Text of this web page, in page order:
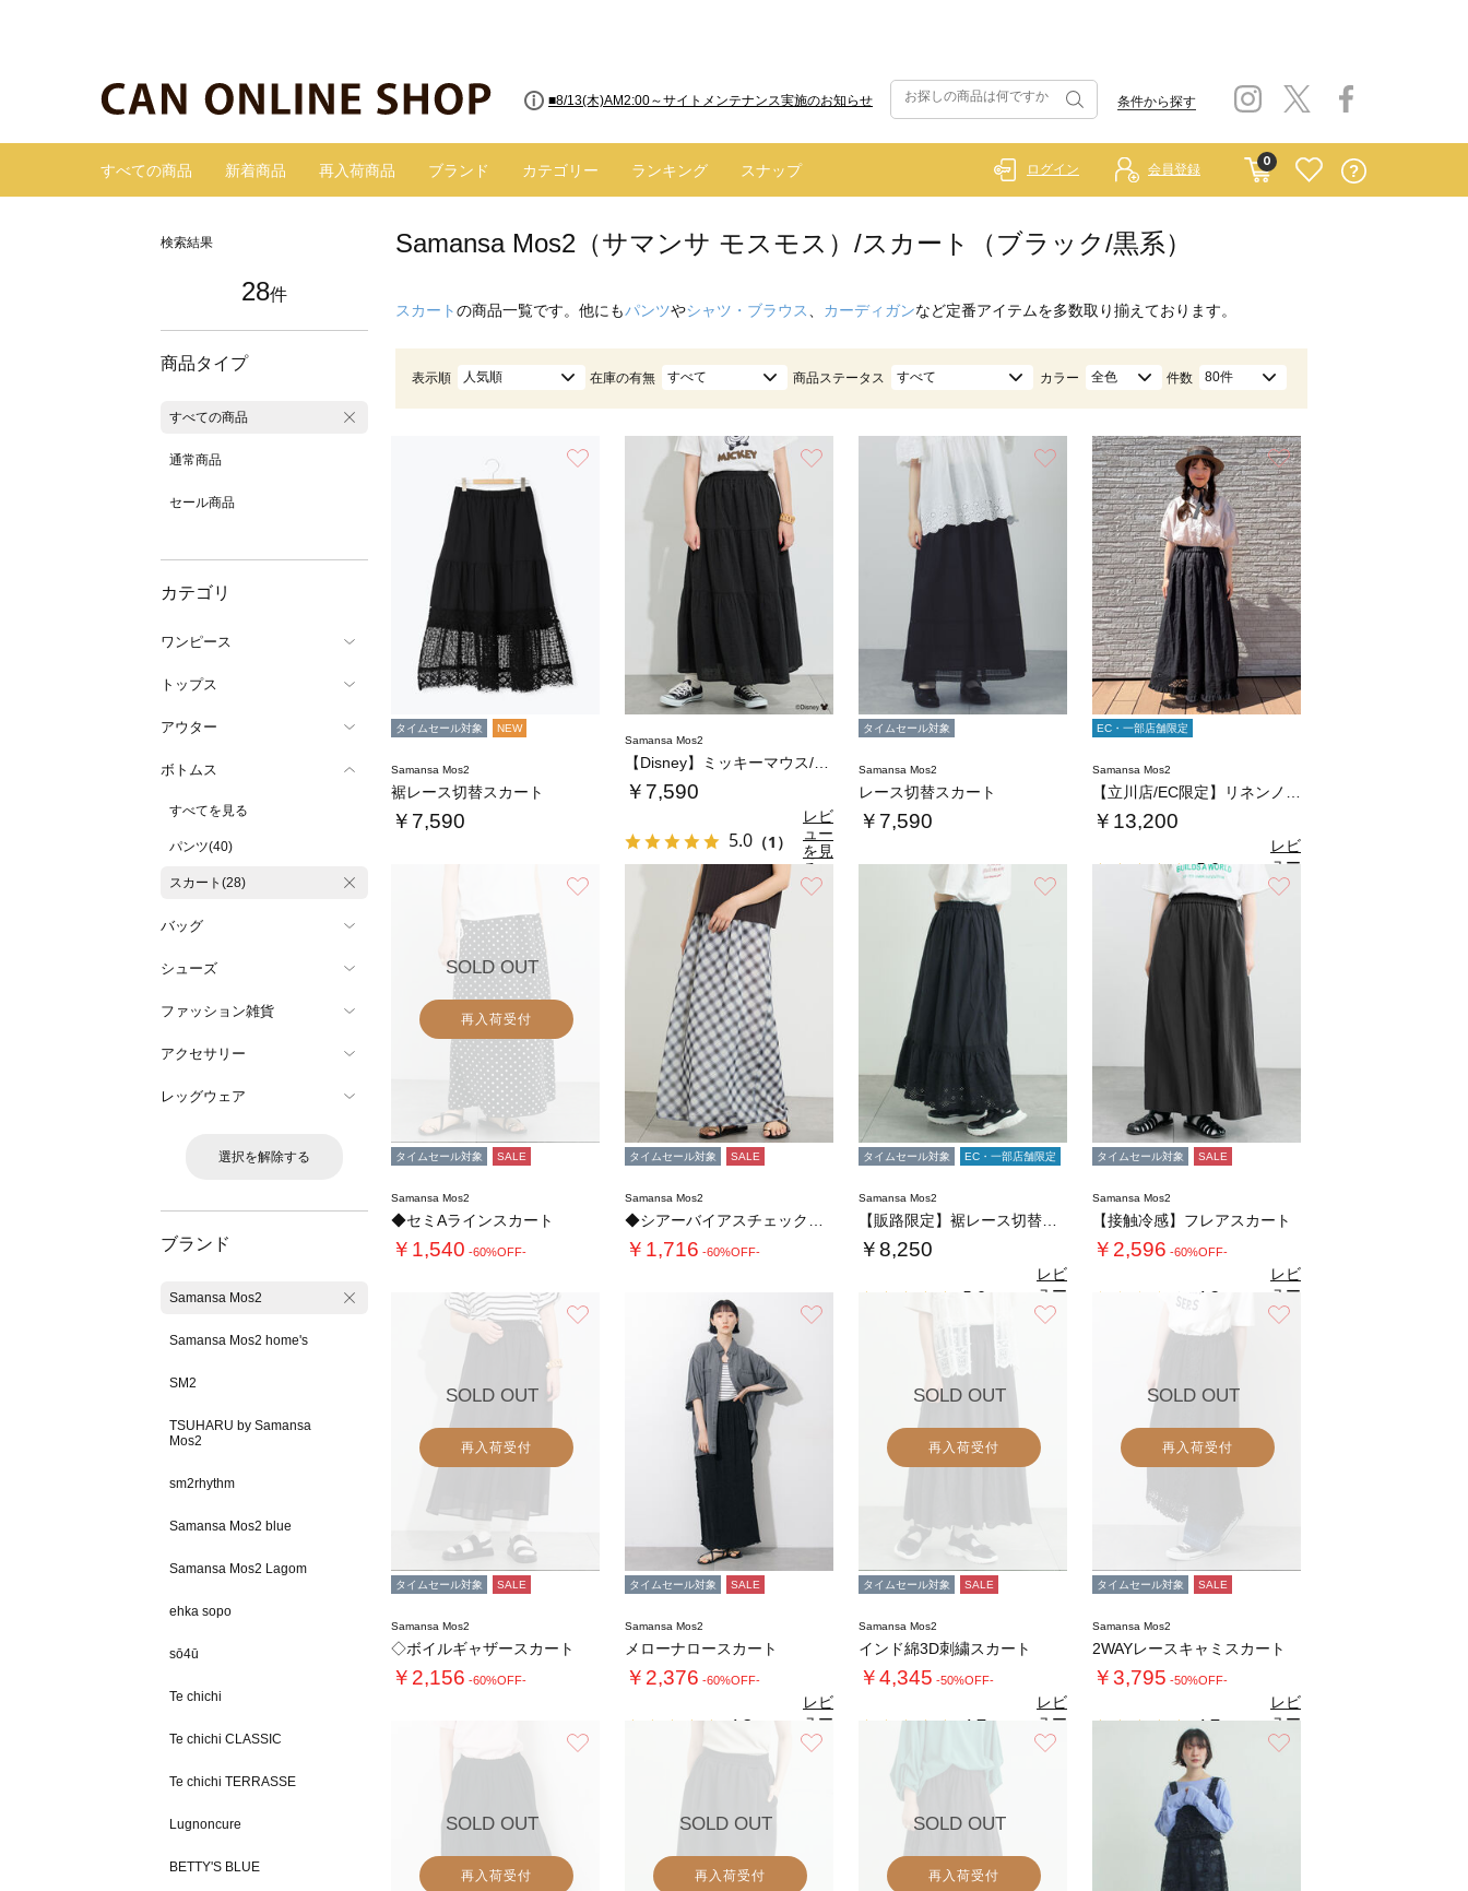
■8/13(木)AM2:00～サイトメンテナンス実施のお知らせ 条件から探す
すべての商品 新着商品 再入荷商品 ブランド カテゴリー ランキング スナップ
0
ログイン 会員登録
検索結果
28件
商品タイプ
すべての商品
通常商品
セール商品
カテゴリ
ワンピース
トップス
アウター
ボトムス
すべてを見る
パンツ(40)
スカート(28)
バッグ
シューズ
ファッション雑貨
アクセサリー
レッグウェア
選択を解除する
ブランド
Samansa Mos2
Samansa Mos2 home's
SM2
TSUHARU by Samansa
Mos2
sm2rhythm
Samansa Mos2 blue
Samansa Mos2 Lagom
ehka sopo
sō4ū
Te chichi
Te chichi CLASSIC
Te chichi TERRASSE
Lugnoncure
BETTY'S BLUE
Samansa Mos2（サマンサ モスモス）/スカート（ブラック/黒系）
スカートの商品一覧です。他にもパンツやシャツ・ブラウス カーディガンなど定番アイテムを多数取り揃えております。
表示順 人気順 在庫の有無 すべて 商品ステータス すべて カラー 全色 件数 80件
タイムセール対象 NEW
Samansa Mos2
裾レース切替スカート
￥7,590
Samansa Mos2
￥7,590
5.0 （1）
レビ
ュー
を見
る
お気に入り
タイムセール対象
Samansa Mos2
レース切替スカート
￥7,590
お気に入り
EC・一部店舗限定
Samansa Mos2
￥13,200
5.0（3）
レビ
ュー
を見
る
SOLD OUT
再入荷受付
タイムセール対象 SALE
Samansa Mos2
◆セミAラインスカート
￥1,540 -60%OFF-
タイムセール対象 SALE
Samansa Mos2
￥1,716 -60%OFF-
タイムセール対象 EC・一部店舗限定
Samansa Mos2
￥8,250
5.0
レビ
ュー
を見
る
タイムセール対象 SALE
Samansa Mos2
【接触冷感】フレアスカート
￥2,596 -60%OFF-
4.2 （6）
レビ
ュー
を見
る
SOLD OUT
再入荷受付
タイムセール対象 SALE
Samansa Mos2
◇ボイルギャザースカート
￥2,156 -60%OFF-
タイムセール対象 SALE
Samansa Mos2
メローナロースカート
￥2,376 -60%OFF-
4.3 （3）
レビ
ュー
を見
る
SOLD OUT
再入荷受付
タイムセール対象 SALE
Samansa Mos2
インド綿3D刺繍スカート
￥4,345 -50%OFF-
4.7（9）
レビ
ュー
を見
る
SOLD OUT
再入荷受付
タイムセール対象 SALE
Samansa Mos2
2WAYレースキャミスカート
￥3,795 -50%OFF-
4.7（9）
レビ
ュー
を見
る
SOLD OUT
再入荷受付
SOLD OUT
再入荷受付
SOLD OUT
再入荷受付